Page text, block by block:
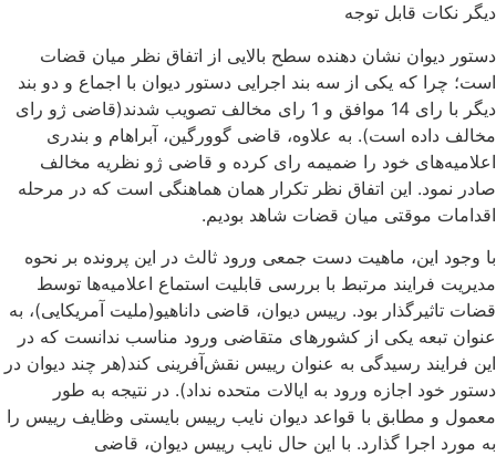
دیگر نکات قابل توجه
دستور دیوان نشان دهنده سطح بالایی از اتفاق نظر میان قضات
است؛ چرا که یکی از سه بند اجرایی دستور دیوان با اجماع و دو بند
دیگر با رای 14 موافق و 1 رای مخالف تصویب شدند(قاضی ژو رای
مخالف داده است). به علاوه، قاضی گوورگین، آبراهام و بندری
اعلامیه‌های خود را ضمیمه رای کرده و قاضی ژو نظریه مخالف
صادر نمود. این اتفاق نظر تکرار همان هماهنگی است که در مرحله
اقدامات موقتی میان قضات شاهد بودیم.
با وجود این، ماهیت دست جمعی ورود ثالث در این پرونده بر نحوه
مدیریت فرایند مرتبط با بررسی قابلیت استماع اعلامیه‌ها توسط
قضات تاثیرگذار بود. رییس دیوان، قاضی داناهیو(ملیت آمریکایی)، به
عنوان تبعه یکی از کشورهای متقاضی ورود مناسب ندانست که در
این فرایند رسیدگی به عنوان رییس نقش‌آفرینی کند(هر چند دیوان در
دستور خود اجازه ورود به ایالات متحده نداد). در نتیجه به طور
معمول و مطابق با قواعد دیوان نایب رییس بایستی وظایف رییس را
به مورد اجرا گذارد. با این حال نایب رییس دیوان، قاضی